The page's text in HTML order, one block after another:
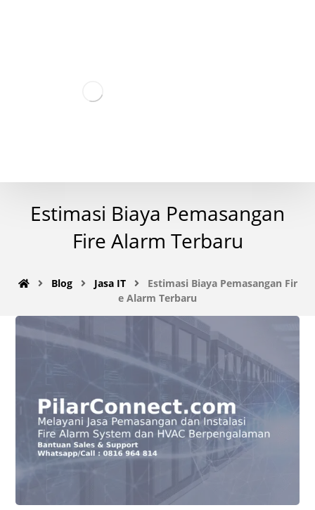
Estimasi Biaya Pemasangan
Fire Alarm Terbaru
Blog Jasa IT
Estimasi Biaya Pemasangan Fir
e Alarm Terbaru